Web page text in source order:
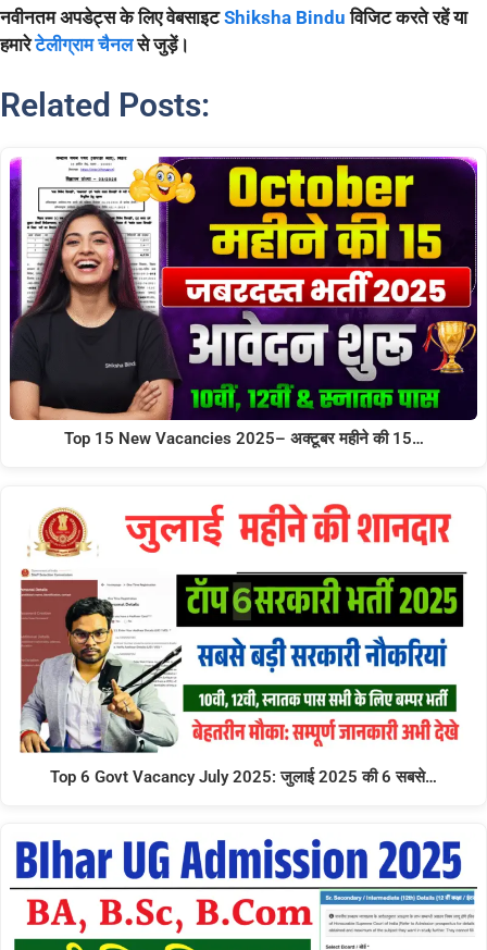
नवीनतम अपडेट्स के लिए वेबसाइटShiksha Bindu विजिट करते रहें या
हमारेटेलीग्राम चैनल से जुड़ें।
Related Posts:
Top 15 New Vacancies 2025– अक्टूबर महीने की 15…
Top 6 Govt Vacancy July 2025: जुलाई 2025 की 6 सबसे…